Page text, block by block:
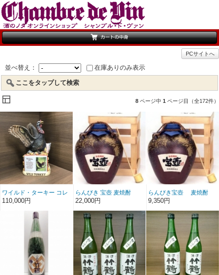
PCサイトへ
並べ替え： 在庫ありのみ表示
ここをタップして検索
8 ページ中 1 ページ目（全172件）
ワイルド・ターキー コレ
クション サマー
110,000円
らんびき 宝壺 麦焼酎
5000ml
22,000円
らんびき宝壺 麦焼酎
1800ml
9,350円